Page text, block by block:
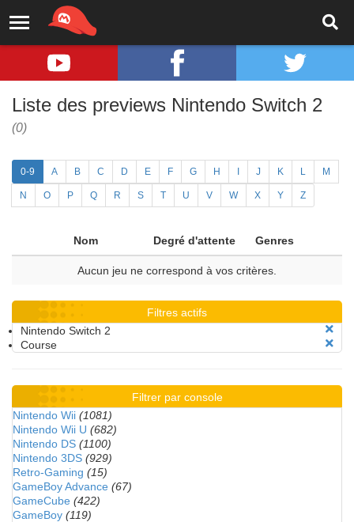
Liste des previews Nintendo Switch 2
(0)
0-9 A B C D E F G H J K L M
N O P Q R S T U V W X Y Z
Nom Degré d'attente Genres
Aucun jeu ne correspond à vos critères.
Filtres actifs
Nintendo Switch 2
Course
Filtrer par console
Nintendo Wii (1081)
Nintendo Wii U (682)
Nintendo DS (1100)
Nintendo 3DS (929)
Retro-Gaming (15)
GameBoy Advance (67)
GameCube (422)
GameBoy (119)